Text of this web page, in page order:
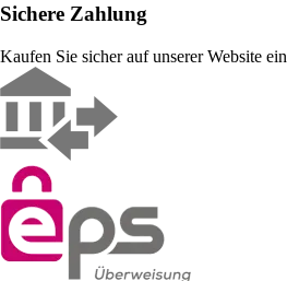
Sichere Zahlung
Kaufen Sie sicher auf unserer Website ein